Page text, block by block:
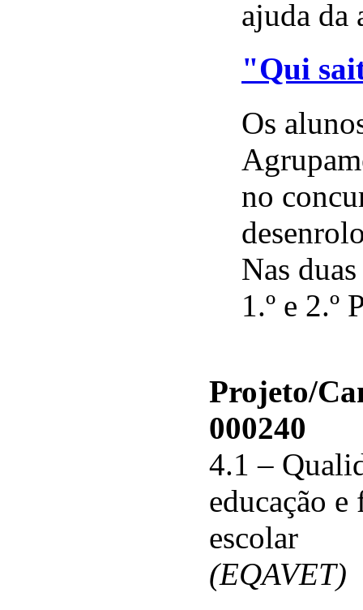
ajuda da
"Qui
Os
no
Nas
1.º e 2.º
Projeto/
000240
4.1 –
educação e
escolar
(EQAVET)